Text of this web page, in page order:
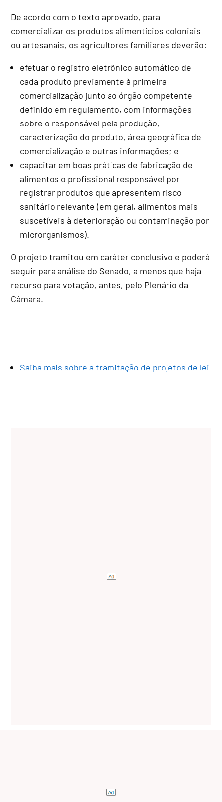
De acordo com o texto aprovado, para
comercializar os produtos alimentícios coloniais
ou artesanais, os agricultores familiares deverão:
efetuar o registro eletrônico automático de
cada produto previamente à primeira
comercialização junto ao órgão competente
definido em regulamento, com informações
sobre o responsável pela produção,
caracterização do produto, área geográfica de
comercialização e outras informações; e
capacitar em boas práticas de fabricação de
alimentos o profissional responsável por
registrar produtos que apresentem risco
sanitário relevante (em geral, alimentos mais
suscetíveis à deterioração ou contaminação por
microrganismos).
O projeto tramitou em caráter conclusivo e poderá
seguir para análise do Senado, a menos que haja
recurso para votação, antes, pelo Plenário da
Câmara.
Saiba mais sobre a tramitação de projetos de lei